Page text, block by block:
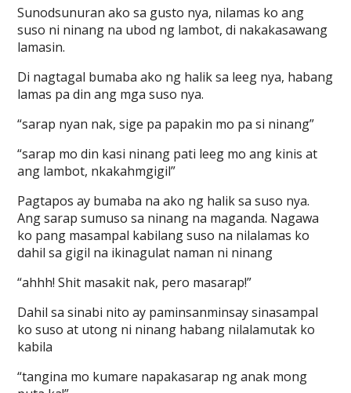
Sunodsunuran ako sa gusto nya, nilamas ko ang
suso ni ninang na ubod ng lambot, di nakakasawang
lamasin.
Di nagtagal bumaba ako ng halik sa leeg nya, habang
lamas pa din ang mga suso nya.
“sarap nyan nak, sige pa papakin mo pa si ninang”
“sarap mo din kasi ninang pati leeg mo ang kinis at
ang lambot, nkakahmgigil”
Pagtapos ay bumaba na ako ng halik sa suso nya.
Ang sarap sumuso sa ninang na maganda. Nagawa
ko pang masampal kabilang suso na nilalamas ko
dahil sa gigil na ikinagulat naman ni ninang
“ahhh! Shit masakit nak, pero masarap!”
Dahil sa sinabi nito ay paminsanminsay sinasampal
ko suso at utong ni ninang habang nilalamutak ko
kabila
“tangina mo kumare napakasarap ng anak mong